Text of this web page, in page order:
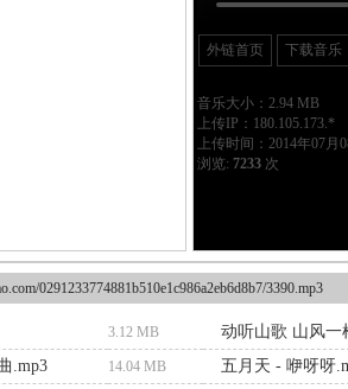
外链首页 下载音乐
音乐大小：2.94 MB
上传IP：180.105.173.*
上传时间：2014年07月
浏览: 7233次
0291233774881b510e1c986a2eb6d8b7/3390.mp3
3.12 MB
动听山歌 山风一
.mp3
14.04 MB
五月天 - 咿呀呀